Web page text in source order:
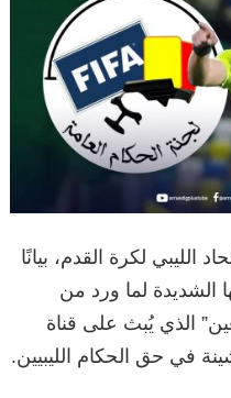
الليبي لكرة القدم، بيانًا
الشديدة لما ورد من
الذي يُبث على قناة
في حق الحكام الليبيين.